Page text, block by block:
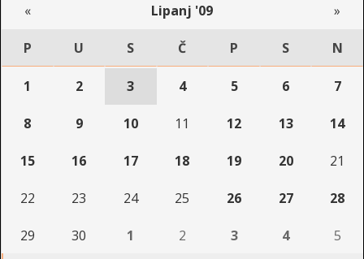
« Lipanj '09 »
P U S Č P S N
1 2 3 4 5 6 7
8 9 10 11 12 13 14
15 16 17 18 19 20 21
22 23 24 25 26 27 28
29 30 1 2 3 4 5